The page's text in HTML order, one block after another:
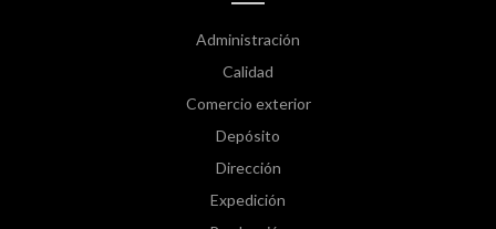
Administración
Calidad
Comercio exterior
Depósito
Dirección
Expedición